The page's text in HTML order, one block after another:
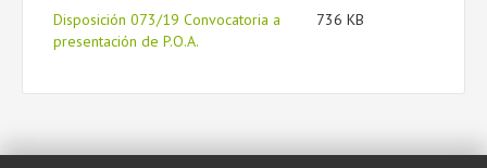
Disposición 073/19 Convocatoria a
presentación de P.O.A.
736 KB